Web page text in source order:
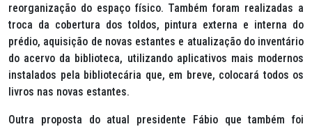
reorganização do espaço físico. Também foram realizadas a
troca da cobertura dos toldos, pintura externa e interna do
prédio, aquisição de novas estantes e atualização do inventário
do acervo da biblioteca, utilizando aplicativos mais modernos
instalados pela bibliotecária que, em breve, colocará todos os
livros nas novas estantes.
Outra proposta do atual presidente Fábio que também foi